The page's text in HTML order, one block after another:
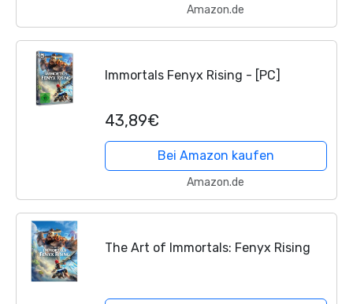
Amazon.de
Immortals Fenyx Rising - [PC]
43,89€
Bei Amazon kaufen
Amazon.de
The Art of Immortals: Fenyx Rising